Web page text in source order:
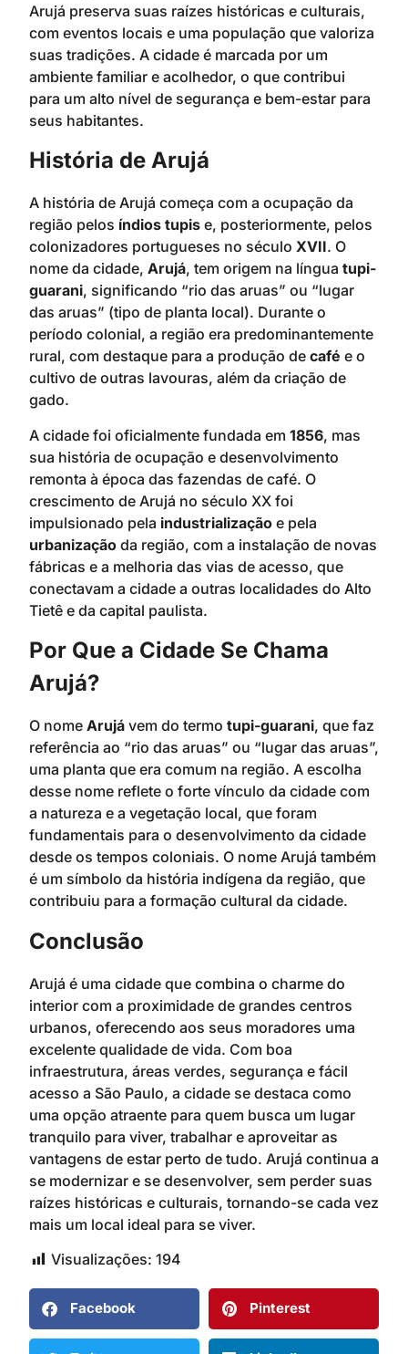
Arujá preserva suas raízes históricas e culturais,
com eventos locais e uma população que valoriza
suas tradições. A cidade é marcada por um
ambiente familiar e acolhedor, o que contribui
para um alto nível de segurança e bem-estar para
seus habitantes.
História de Arujá
A história de Arujá começa com a ocupação da
região pelos índios tupis e, posteriormente, pelos
colonizadores portugueses no século XVII. O
nome da cidade, Arujá, tem origem na língua tupi-
guarani, significando “rio das aruas” ou “lugar
das aruas” (tipo de planta local). Durante o
período colonial, a região era predominantemente
rural, com destaque para a produção de café e o
cultivo de outras lavouras, além da criação de
gado.
A cidade foi oficialmente fundada em 1856, mas
sua história de ocupação e desenvolvimento
remonta à época das fazendas de café. O
crescimento de Arujá no século XX foi
impulsionado pela industrialização e pela
urbanização da região, com a instalação de novas
fábricas e a melhoria das vias de acesso, que
conectavam a cidade a outras localidades do Alto
Tietê e da capital paulista.
Por Que a Cidade Se Chama
Arujá?
O nome Arujá vem do termo tupi-guarani, que faz
referência ao “rio das aruas” ou “lugar das aruas”,
uma planta que era comum na região. A escolha
desse nome reflete o forte vínculo da cidade com
a natureza e a vegetação local, que foram
fundamentais para o desenvolvimento da cidade
desde os tempos coloniais. O nome Arujá também
é um símbolo da história indígena da região, que
contribuiu para a formação cultural da cidade.
Conclusão
Arujá é uma cidade que combina o charme do
interior com a proximidade de grandes centros
urbanos, oferecendo aos seus moradores uma
excelente qualidade de vida. Com boa
infraestrutura, áreas verdes, segurança e fácil
acesso a São Paulo, a cidade se destaca como
uma opção atraente para quem busca um lugar
tranquilo para viver, trabalhar e aproveitar as
vantagens de estar perto de tudo. Arujá continua a
se modernizar e se desenvolver, sem perder suas
raízes históricas e culturais, tornando-se cada vez
mais um local ideal para se viver.
Visualizações: 194
Facebook Pinterest